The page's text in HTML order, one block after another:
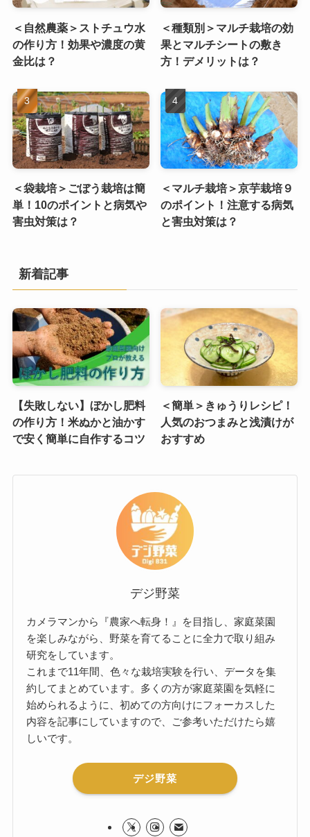
＜自然農薬＞ストチュウ水
の作り方！効果や濃度の黄
金比は？
＜種類別＞マルチ栽培の効
果とマルチシートの敷き
方！デメリットは？
＜袋栽培＞ごぼう栽培は簡
単！10のポイントと病気や
害虫対策は？
＜マルチ栽培＞京芋栽培９
のポイント！注意する病気
と害虫対策は？
新着記事
【失敗しない】ぼかし肥料
の作り方！米ぬかと油かす
で安く簡単に自作するコツ
＜簡単＞きゅうりレシピ！
人気のおつまみと浅漬けが
おすすめ
デジ野菜
カメラマンから『農家へ転身！』を目指し、家庭菜園
を楽しみながら、野菜を育てることに全力で取り組み
研究をしています。
これまで11年間、色々な栽培実験を行い、データを集
約してまとめています。多くの方が家庭菜園を気軽に
始められるように、初めての方向けにフォーカスした
内容を記事にしていますので、ご参考いただけたら嬉
しいです。
デジ野菜